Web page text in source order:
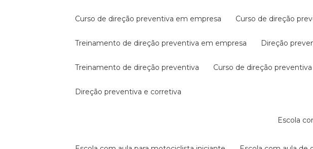
curso de direção preventiva em empresa curso de direção
treinamento de direção preventiva em empresa direção
treinamento de direção preventiva curso de direção preventiva
direção preventiva e corretiva
escola